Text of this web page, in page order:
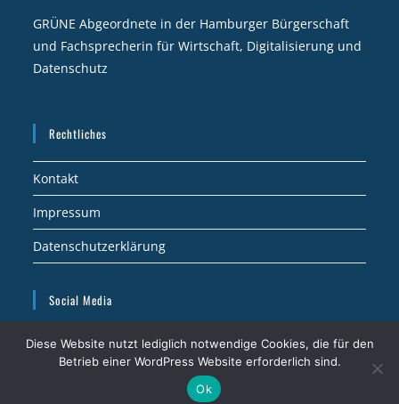
GRÜNE Abgeordnete in der Hamburger Bürgerschaft
und Fachsprecherin für Wirtschaft, Digitalisierung und
Datenschutz
Rechtliches
Kontakt
Impressum
Datenschutzerklärung
Social Media
Abgeordnetenwatch.de
Diese Website nutzt lediglich notwendige Cookies, die für den
Betrieb einer WordPress Website erforderlich sind.
Ok